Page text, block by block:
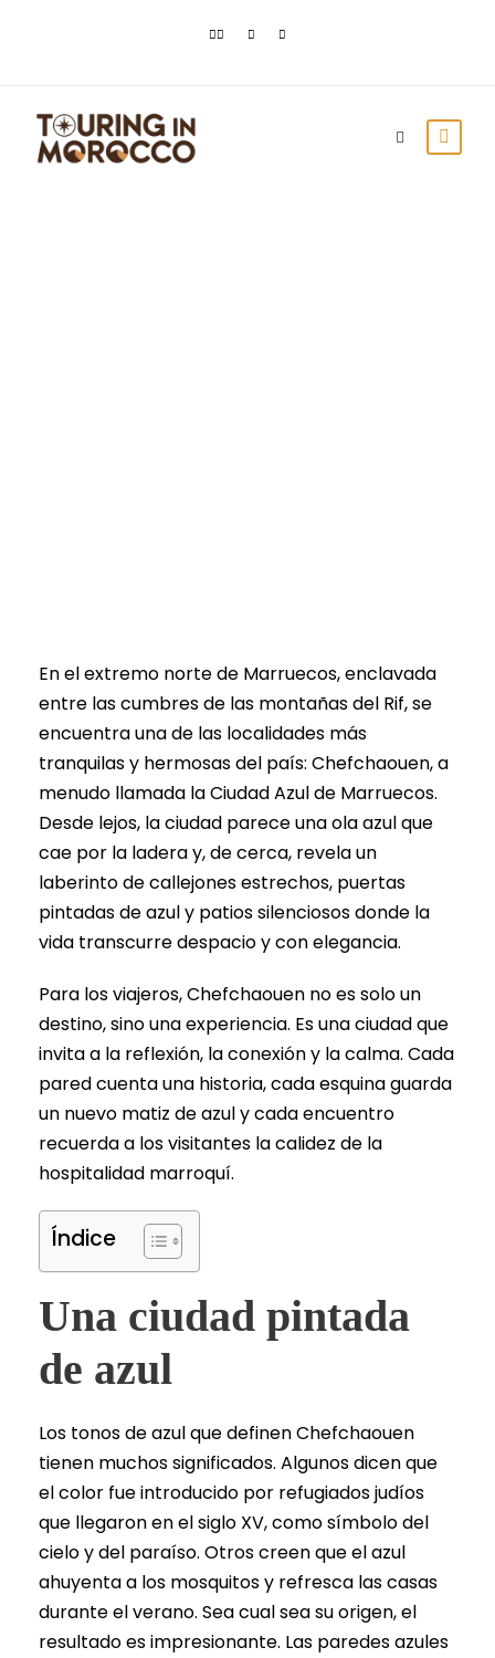
En el extremo norte de Marruecos, enclavada
entre las cumbres de las montañas del Rif, se
encuentra una de las localidades más
tranquilas y hermosas del país: Chefchaouen, a
menudo llamada la Ciudad Azul de Marruecos.
Desde lejos, la ciudad parece una ola azul que
cae por la ladera y, de cerca, revela un
laberinto de callejones estrechos, puertas
pintadas de azul y patios silenciosos donde la
vida transcurre despacio y con elegancia.
Para los viajeros, Chefchaouen no es solo un
destino, sino una experiencia. Es una ciudad que
invita a la reflexión, la conexión y la calma. Cada
pared cuenta una historia, cada esquina guarda
un nuevo matiz de azul y cada encuentro
recuerda a los visitantes la calidez de la
hospitalidad marroquí.
Índice
Una ciudad pintada
de azul
Los tonos de azul que definen Chefchaouen
tienen muchos significados. Algunos dicen que
el color fue introducido por refugiados judíos
que llegaron en el siglo XV, como símbolo del
cielo y del paraíso. Otros creen que el azul
ahuyenta a los mosquitos y refresca las casas
durante el verano. Sea cual sea su origen, el
resultado es impresionante. Las paredes azules